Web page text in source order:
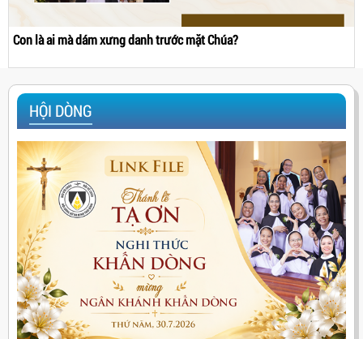
Con là ai mà dám xưng danh trước mặt Chúa?
HỘI DÒNG